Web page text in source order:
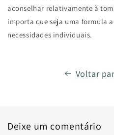
aconselhar relativamente à
importa que seja uma formula
necessidades individuais.
Voltar
Deixe um comentário